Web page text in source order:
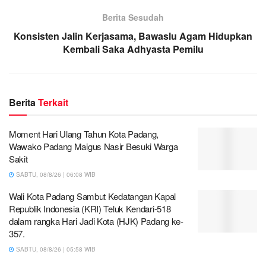
Berita Sesudah
Konsisten Jalin Kerjasama, Bawaslu Agam Hidupkan
Kembali Saka Adhyasta Pemilu
BeritaTerkait
Moment Hari Ulang Tahun Kota Padang,
Wawako Padang Maigus Nasir Besuki Warga
Sakit
SABTU, 08/8/26 | 06:08 WIB
Wali Kota Padang Sambut Kedatangan Kapal
Republik Indonesia (KRI) Teluk Kendari-518
dalam rangka Hari Jadi Kota (HJK) Padang ke-
357.
SABTU, 08/8/26 | 05:58 WIB